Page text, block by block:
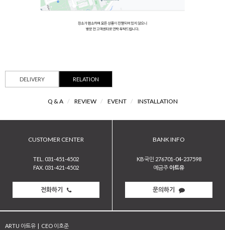
DELIVERY RELATION
Q & A / REVIEW / EVENT / INSTALLATION
CUSTOMER CENTER
TEL. 031-451-4502
FAX. 031-421-4502
전화하기
BANK INFO
KB국민 276701-04-237598
예금주 아트유
문의하기
ARTU 아트유
CEO 이호준